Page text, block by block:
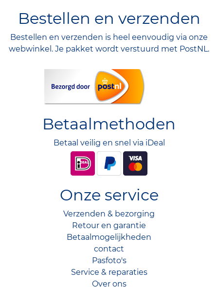
Bestellen en verzenden
Bestellen en verzenden is heel eenvoudig via onze
webwinkel. Je pakket wordt verstuurd met PostNL.
Betaalmethoden
Betaal veilig en snel via iDeal
Onze service
Verzenden & bezorging
Retour en garantie
Betaalmogelijkheden
contact
Pasfoto's
Service & reparaties
Over ons